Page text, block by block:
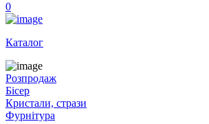
0
Каталог
Розпродаж
Бісер
Кристали, стрази
Фурнітура